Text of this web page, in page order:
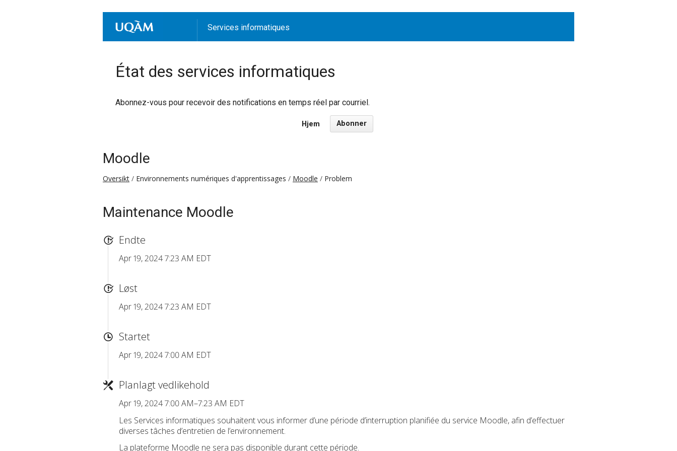
Services informatiques
État des services informatiques
Abonnez-vous pour recevoir des notifications en temps réel par courriel.
Hjem Abonner
Moodle
Oversikt Environnements numériques d'apprentissages Moodle Problem
Maintenance Moodle
Endte
Apr 19, 2024 7:23 AM EDT
Løst
Apr 19, 2024 7:23 AM EDT
Startet
Apr 19, 2024 7:00 AM EDT
Planlagt vedlikehold
Apr 19, 2024 7:00 AM–7:23 AM EDT
Les Services informatiques souhaitent vous informer d’une période d’interruption planifiée du service Moodle, afin d’effectuer
diverses tâches d’entretien de l’environnement.
La plateforme Moodle ne sera pas disponible durant cette période.